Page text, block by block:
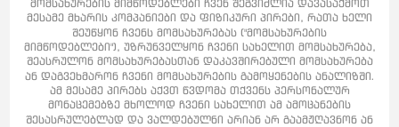
მომსახურების მიმწოდებლები ჩვენ შეგვიძლია დავასაქმოთ
მესამე მხარის კომპანიები და ფიზიკური პირები, რათა ხელი
შეუწყონ ჩვენს მომსახურებას ("მომსახურების
მიმწოდებლები"), უზრუნველყონ ჩვენი სახელით მომსახურება,
შეასრულონ მომსახურებასთან დაკავშირებული მომსახურება
ან დაგვეხმარონ ჩვენი მომსახურების გამოყენების ანალიზში.
ამ მესამე პირებს აქვთ წვდომა თქვენს პერსონალურ
მონაცემებზე მხოლოდ ჩვენი სახელით ამ ამოცანების
შესასრულებლად და ვალდებულნი არიან არ გაამჟღავნონ ან